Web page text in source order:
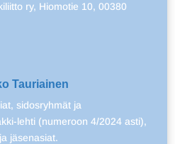
ry, Hiomotie 10, 00380
Tauriainen
sidosryhmät ja
lehti (numeroon 4/2024 asti),
jäsenasiat.